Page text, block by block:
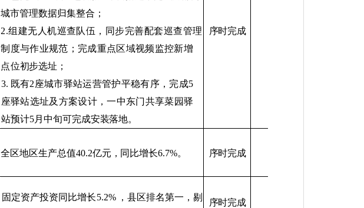
城市管理数据归集整合；
2.组建无人机巡查队伍，同步完善配套巡查管理
制度与作业规范；完成重点区域视频监控新增
点位初步选址；
3. 既有2 座城市驿站运营管护平稳有序，完成5
座驿站选址及方案设计，一中东门共享菜园驿
站预计5月中旬可完成安装落地。
序时完成
全区地区生产总值40.2亿元，同比增长6.7%。 序时完成
固定资产投资同比增长5.2%
，县区排名第一，剔
序时完成